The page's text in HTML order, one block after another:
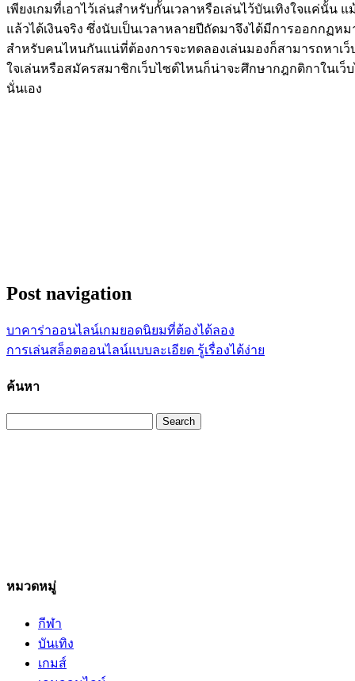
เพียงเกมที่เอาไว้เล่นสำหรับกั้นเวลาหรือเล่นไว้บันเทิงใจแค่นั้
แล้วได้เงินจริง ซึ่งนับเป็นเวลาหลายปีถัดมาจึงได้มีการออกกฏห
สำหรับคนไหนกันแน่ที่ต้องการจะทดลองเล่นมองก็สามารถหาเ
ใจเล่นหรือสมัครสมาชิกเว็บไซต์ไหนก็น่าจะศึกษากฎกติกาในเว็
นั่นเอง
Post navigation
บาคาร่าออนไลน์เกมยอดนิยมที่ต้องได้ลอง
การเล่นสล็อตออนไลน์แบบละเอียด รู้เรื่องได้ง่าย
ค้นหา
Search
หมวดหมู่
กีฬา
บันเทิง
เกมส์